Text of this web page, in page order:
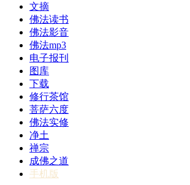
文摘
佛法读书
佛法影音
佛法mp3
电子报刊
图库
下载
修行茶馆
菩萨六度
佛法实修
净土
禅宗
成佛之道
手机版